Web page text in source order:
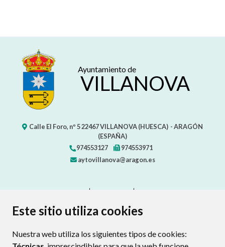
Este sitio utiliza cookies
Nuestra web utiliza los siguientes tipos de cookies:
Ayuntamiento de
VILLANOVA
Calle El Foro, nº 522467VILLANOVA (HUESCA) - ARAGÓN
(ESPAÑA)
974553127
974553971
aytovillanova@aragon.es
PROTECCIÓN DE DATOS
POLÍTICA DE COOKIES